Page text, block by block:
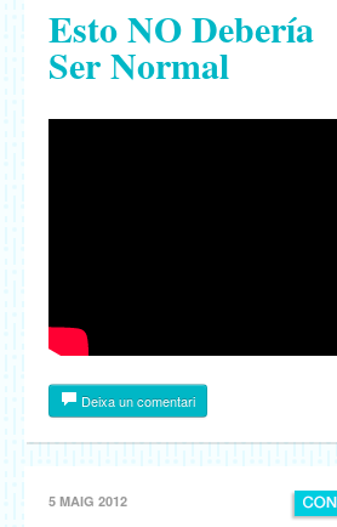
Esto NO Debería
Ser Normal
Deixa un comentari
5 MAIG 2012